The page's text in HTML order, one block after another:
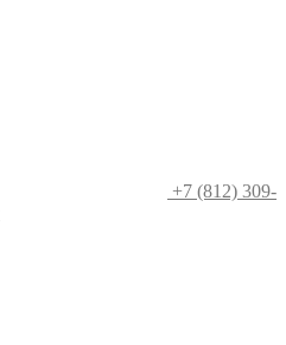
+7 (812) 309-